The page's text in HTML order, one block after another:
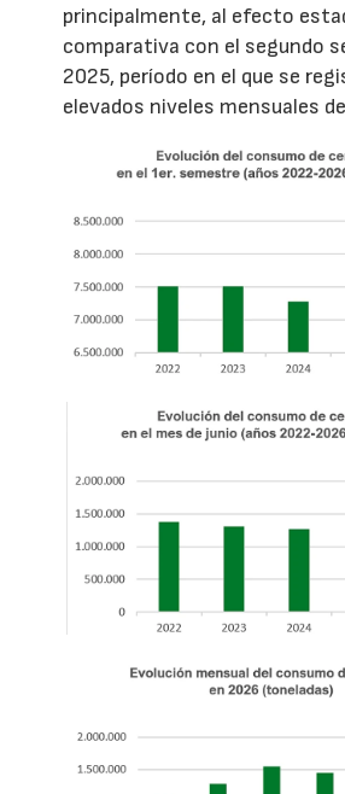
principalmente, al efecto
comparativa con el segundo
2025, período en el que se
elevados niveles mensuales